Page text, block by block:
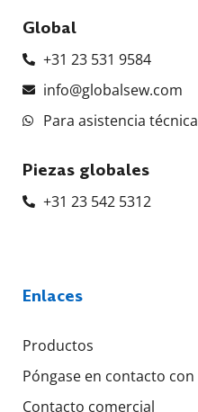
Global
+31 23 531 9584
info@globalsew.com
Para asistencia técnica
Piezas globales
+31 23 542 5312
Enlaces
Productos
Póngase en contacto con
Contacto comercial